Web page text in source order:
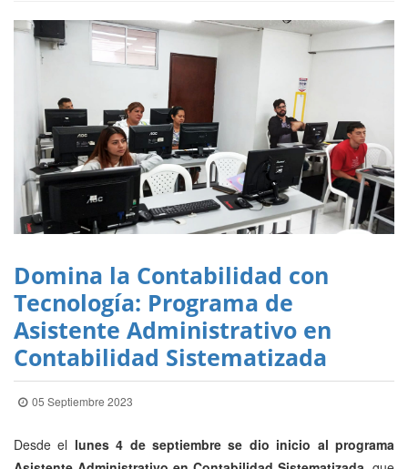
Domina la Contabilidad con
Tecnología: Programa de
Asistente Administrativo en
Contabilidad Sistematizada
05 Septiembre 2023
Desde el lunes 4 de septiembre se dio inicio al programa